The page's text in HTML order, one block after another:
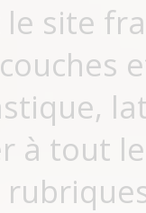
le site
à tout